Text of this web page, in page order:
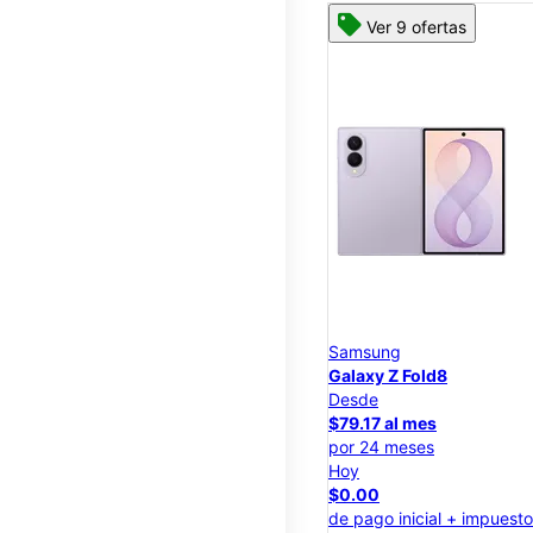
Ver 9 ofertas
Samsung
Galaxy Z Fold8
Desde
$79.17 al mes
por 24 meses
Hoy
$0.00
de pago inicial +